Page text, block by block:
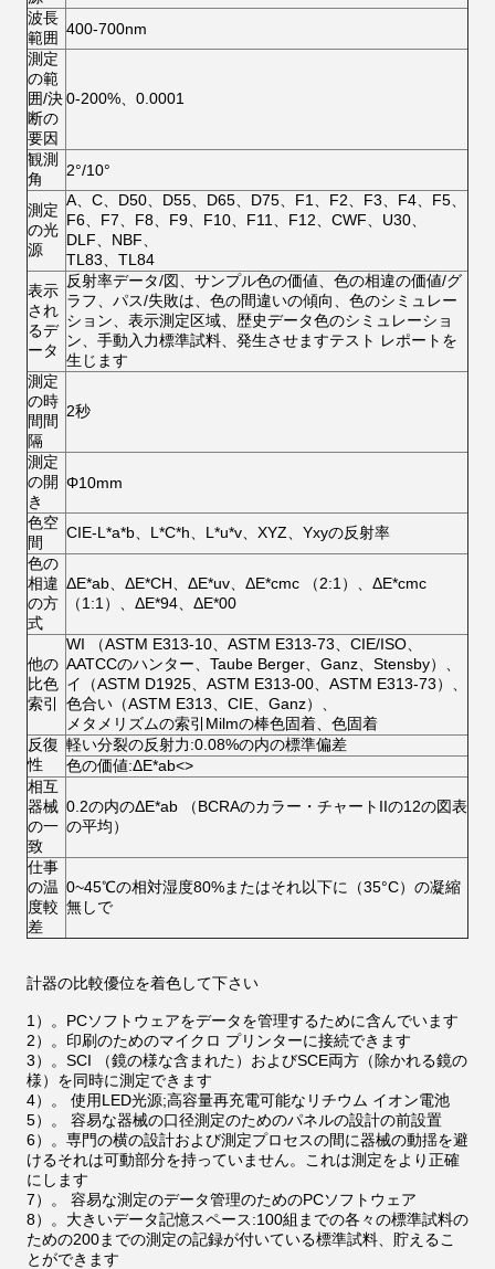
波長
範囲 400-700nm
測定
の範
囲/決
断の
要因
0-200%、0.0001
観測
角
2°/10°
測定
の光
源
A、C、D50、D55、D65、D75、F1、F2、F3、F4、F5、
F6、F7、F8、F9、F10、F11、F12、CWF、U30、
DLF、NBF、
TL83、TL84
表示
され
るデ
ータ
反射率データ/図、サンプル色の価値、色の相違の価値/グ
ラフ、パス/失敗は、色の間違いの傾向、色のシミュレー
ション、表示測定区域、歴史データ色のシミュレーショ
ン、手動入力標準試料、発生させますテスト レポートを
生じます
測定
の時
間間
隔
2秒
測定
の開
き
Φ10mm
色空
間
CIE-L*a*b、L*C*h、L*u*v、XYZ、Yxyの反射率
色の
相違
の方
式
ΔE*ab、ΔE*CH、ΔE*uv、ΔE*cmc （2:1）、ΔE*cmc
（1:1）、ΔE*94、ΔE*00
他の
比色
索引
WI （ASTM E313-10、ASTM E313-73、CIE/ISO、
AATCCのハンター、Taube Berger、Ganz、Stensby）、
イ（ASTM D1925、ASTM E313-00、ASTM E313-73）、
色合い（ASTM E313、CIE、Ganz）、
メタメリズムの索引Milmの棒色固着、色固着
反復
性
軽い分裂の反射力:0.08%の内の標準偏差
色の価値:ΔE*ab<>
相互
器械
の一
致
0.2の内のΔE*ab （BCRAのカラー・チャートIIの12の図表
の平均）
仕事
の温
度較
差
0~45℃の相対湿度80%またはそれ以下に（35°C）の凝縮
無しで
計器の比較優位を着色して下さい
1）。PCソフトウェアをデータを管理するために含んでいます
2）。印刷のためのマイクロ プリンターに接続できます
3）。SCI （鏡の様な含まれた）およびSCE両方（除かれる鏡の
様）を同時に測定できます
4）。 使用LED光源;高容量再充電可能なリチウム イオン電池
5）。 容易な器械の口径測定のためのパネルの設計の前設置
6）。専門の横の設計および測定プロセスの間に器械の動揺を避
けるそれは可動部分を持っていません。これは測定をより正確
にします
7）。 容易な測定のデータ管理のためのPCソフトウェア
8）。大きいデータ記憶スペース:100組までの各々の標準試料の
ための200までの測定の記録が付いている標準試料、貯えるこ
とができます